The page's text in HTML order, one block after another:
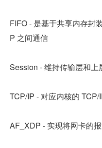
FIFO - 是基于共享内存封
P 之间通信
Session - 维持传输层和
TCP/IP - 对应内核的
AF_XDP - 实现将网卡的